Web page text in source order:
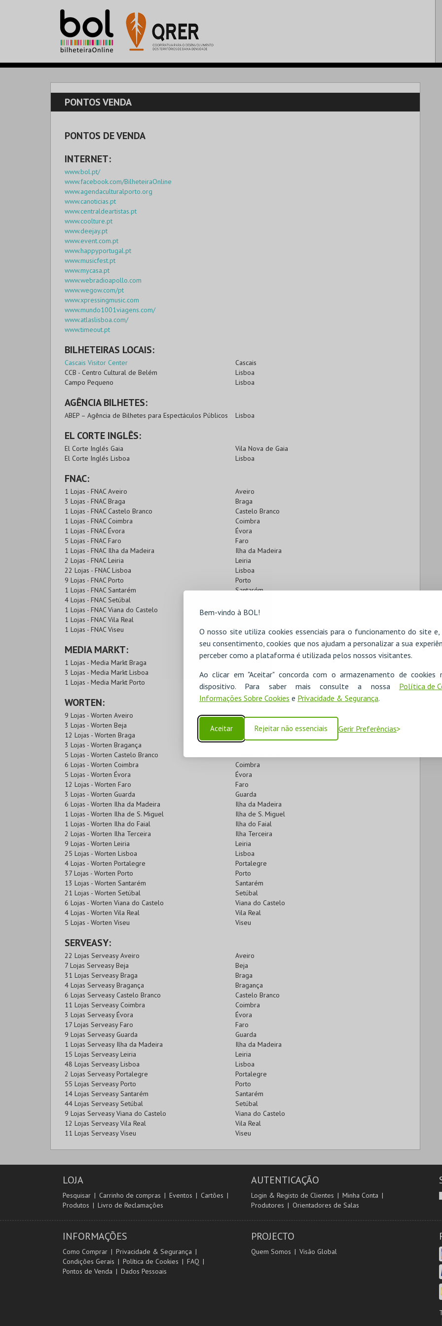
Bem-vindo à BOL!
O nosso site utiliza cookies essenciais para o funcionamento do site
seu consentimento, cookies que nos ajudam a personalizar a sua
perceber como a plataforma é utilizada pelos nossos visitantes.
Ao clicar em "Aceitar" concorda com o armazenamento de cookies
dispositivo. Para saber mais consulte a nossa Política de
Informações Sobre Cookies e Privacidade & Segurança.
Aceitar Rejeitar não essenciais Gerir Preferências
PONTOS VENDA
PONTOS DE VENDA
INTERNET:
www.bol.pt/
www.facebook.com/BilheteiraOnline
www.agendaculturalporto.org
www.canoticias.pt
www.centraldeartistas.pt
www.coolture.pt
www.deejay.pt
www.event.com.pt
www.happyportugal.pt
www.musicfest.pt
www.mycasa.pt
www.webradioapollo.com
www.wegow.com/pt
www.xpressingmusic.com
www.mundo1001viagens.com/
www.atlaslisboa.com/
www.timeout.pt
BILHETEIRAS LOCAIS:
Cascais Visitor Center
Cascais
CCB - Centro Cultural de Belém
Lisboa
Campo Pequeno
Lisboa
AGÊNCIA BILHETES:
ABEP – Agência de Bilhetes para Espectáculos Públicos Lisboa
EL CORTE INGLÊS:
El Corte Inglés Gaia
Vila Nova de Gaia
El Corte Inglés Lisboa
Lisboa
FNAC:
1 Lojas - FNAC Aveiro
Aveiro
3 Lojas - FNAC Braga
Braga
1 Lojas - FNAC Castelo Branco
Castelo Branco
1 Lojas - FNAC Coimbra
Coimbra
1 Lojas - FNAC Évora
Évora
5 Lojas - FNAC Faro
Faro
1 Lojas - FNAC Ilha da Madeira
Ilha da Madeira
2 Lojas - FNAC Leiria
Leiria
22 Lojas - FNAC Lisboa
Lisboa
9 Lojas - FNAC Porto
Porto
1 Lojas - FNAC Santarém
Santarém
4 Lojas - FNAC Setúbal
1 Lojas - FNAC Viana do Castelo
Viana do Castelo
1 Lojas - FNAC Vila Real
1 Lojas - FNAC Viseu
Viseu
MEDIA MARKT:
1 Lojas - Media Markt Braga
3 Lojas - Media Markt Lisboa
Lisboa
1 Lojas - Media Markt Porto
Porto
WORTEN:
9 Lojas - Worten Aveiro
Aveiro
3 Lojas - Worten Beja
12 Lojas - Worten Braga
3 Lojas - Worten Bragança
Bragança
5 Lojas - Worten Castelo Branco
6 Lojas - Worten Coimbra
Coimbra
5 Lojas - Worten Évora
Évora
12 Lojas - Worten Faro
Faro
3 Lojas - Worten Guarda
Guarda
6 Lojas - Worten Ilha da Madeira
Ilha da Madeira
1 Lojas - Worten Ilha de S. Miguel
Ilha de S. Miguel
1 Lojas - Worten Ilha do Faial
Ilha do Faial
2 Lojas - Worten Ilha Terceira
Ilha Terceira
9 Lojas - Worten Leiria
Leiria
25 Lojas - Worten Lisboa
Lisboa
4 Lojas - Worten Portalegre
Portalegre
37 Lojas - Worten Porto
Porto
13 Lojas - Worten Santarém
Santarém
21 Lojas - Worten Setúbal
Setúbal
6 Lojas - Worten Viana do Castelo
Viana do Castelo
4 Lojas - Worten Vila Real
Vila Real
5 Lojas - Worten Viseu
Viseu
SERVEASY:
22 Lojas Serveasy Aveiro
Aveiro
7 Lojas Serveasy Beja
Beja
31 Lojas Serveasy Braga
Braga
4 Lojas Serveasy Bragança
Bragança
6 Lojas Serveasy Castelo Branco
Castelo Branco
11 Lojas Serveasy Coimbra
Coimbra
3 Lojas Serveasy Évora
Évora
17 Lojas Serveasy Faro
Faro
9 Lojas Serveasy Guarda
Guarda
1 Lojas Serveasy Ilha da Madeira
Ilha da Madeira
15 Lojas Serveasy Leiria
Leiria
48 Lojas Serveasy Lisboa
Lisboa
2 Lojas Serveasy Portalegre
Portalegre
55 Lojas Serveasy Porto
Porto
14 Lojas Serveasy Santarém
Santarém
44 Lojas Serveasy Setúbal
Setúbal
9 Lojas Serveasy Viana do Castelo
Viana do Castelo
12 Lojas Serveasy Vila Real
Vila Real
11 Lojas Serveasy Viseu
Viseu
LOJA
Pesquisar Carrinho de compras Eventos
Cartões
Produtos
Livro de Reclamações
AUTENTICAÇÃO
Login & Registo de Clientes
Minha Conta
Produtores
Orientadores de Salas
INFORMAÇÕES
Como Comprar
Privacidade & Segurança
Condições Gerais
Política de Cookies
FAQ
Pontos de Venda
Dados Pessoais
PROJECTO
Quem Somos Visão Global